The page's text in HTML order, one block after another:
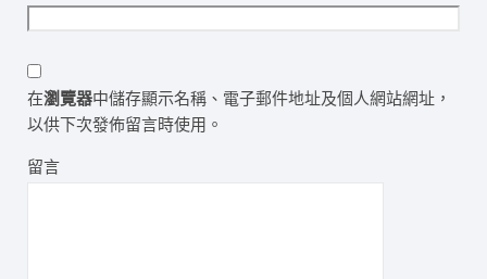
在瀏覽器中儲存顯示名稱、電子郵件地址及個人網站網址，
以供下次發佈留言時使用。
留言